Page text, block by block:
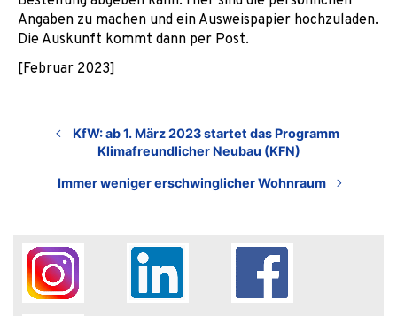
Angaben zu machen und ein Ausweispapier hochzuladen.
Die Auskunft kommt dann per Post.
[Februar 2023]
KfW: ab 1. März 2023 startet das Programm
Klimafreundlicher Neubau (KFN)
Immer weniger erschwinglicher Wohnraum